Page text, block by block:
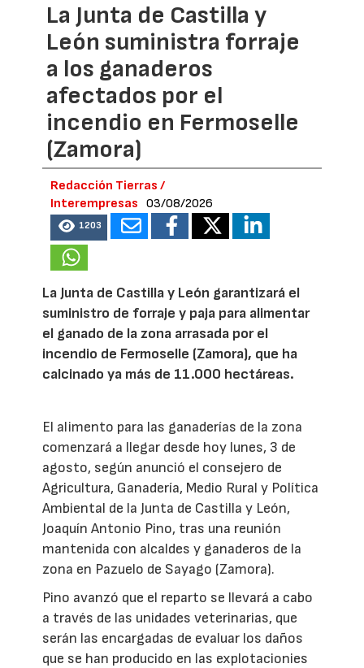
La Junta de Castilla y
León suministra forraje
a los ganaderos
afectados por el
incendio en Fermoselle
(Zamora)
Redacción Tierras /
Interempresas
03/08/2026
1203
La Junta de Castilla y León garantizará el
suministro de forraje y paja para alimentar
el ganado de la zona arrasada por el
incendio de Fermoselle (Zamora), que ha
calcinado ya más de 11.000 hectáreas.
El alimento para las ganaderías de la zona
comenzará a llegar desde hoy lunes, 3 de
agosto, según anunció el consejero de
Agricultura, Ganadería, Medio Rural y Política
Ambiental de la Junta de Castilla y León,
Joaquín Antonio Pino, tras una reunión
mantenida con alcaldes y ganaderos de la
zona en Pazuelo de Sayago (Zamora).
Pino avanzó que el reparto se llevará a cabo
a través de las unidades veterinarias, que
serán las encargadas de evaluar los daños
que se han producido en las explotacionies